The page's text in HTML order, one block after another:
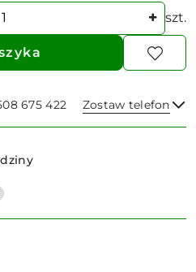
szt.
675 422 Zostaw telefon